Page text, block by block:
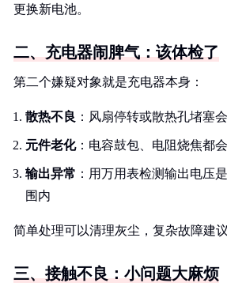
更换新电池。
二、充电器闹脾气：该体检了
第二个嫌疑对象就是充电器本身：
散热不良 ：风扇停转或散热孔堵塞
元件老化：电容鼓包、电阻烧焦都
输出异常 ：用万用表检测输出电压
围内
简单处理可以清理灰尘，复杂故障建议
三、接触不良：小问题大麻烦